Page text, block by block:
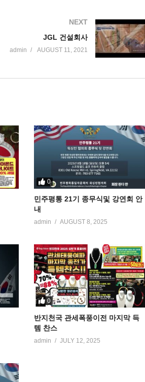
NEXT
JGL 건설회사
admin AUGUST 11, 2021
0
민주평통 21기 종무식및 강연회 안
내
admin AUGUST 8, 2025
0
반지천국 관세폭풍이전 마지막 득
템 찬스
admin JULY 12, 2025